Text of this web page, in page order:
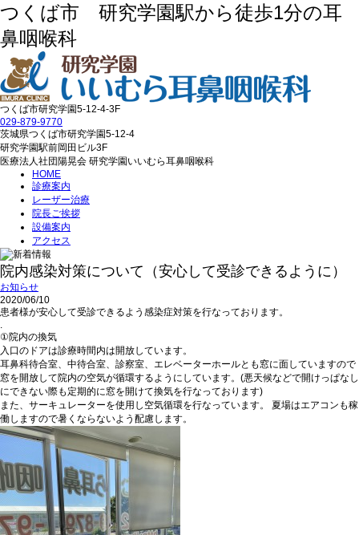
つくば市 研究学園駅から徒歩1分の耳
鼻咽喉科
つくば市研究学園5‐12‐4-3F
029‐879‐9770
茨城県つくば市研究学園5‐12‐4
研究学園駅前岡田ビル3F
医療法人社団陽晃会 研究学園いいむら耳鼻咽喉科
HOME
診療案内
レーザー治療
院長ご挨拶
設備案内
アクセス
院内感染対策について（安心して受診できるように）
お知らせ
2020/06/10
患者様が安心して受診できるよう感染症対策を行なっております。
.
①院内の換気
入口のドアは診療時間内は開放しています。
耳鼻科待合室、中待合室、診察室、エレベーターホールとも窓に面していますので
窓を開放して院内の空気が循環するようにしています。(悪天候などで開けっぱなし
にできない際も定期的に窓を開けて換気を行なっております)
また、サーキュレーターを使用し空気循環を行なっています。 夏場はエアコンも稼
働しますので暑くならないよう配慮します。